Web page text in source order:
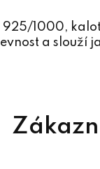
925/1000,
a slouží